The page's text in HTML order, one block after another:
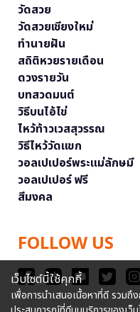
วัดสวย
วัดสวยเชียงใหม่
ทำนายฝัน
สถิติหวยรายเดือน
ดวงรายวัน
บทสวดมนต์
วิธีบนไอ้ไข่
ไหว้ท้าวเวสสุวรรณ
วิธีไหว้วัดแขก
วอลเปเปอร์พระแม่ลักษมี
วอลเปเปอร์ ฟรี
สีมงคล
FOLLOW US
เว็บไซต์นี้ใช้คุกกี้
เพื่อการนำเสนอเนื้อหาที่ดี รวม